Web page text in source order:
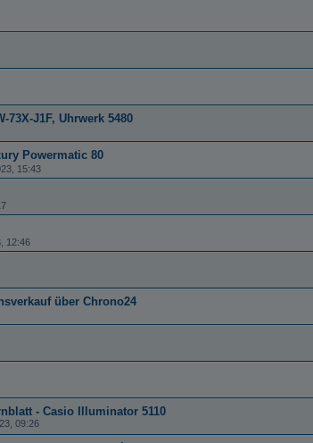
73X-J1F, Uhrwerk 5480
Powermatic 80
15:43
12:46
über Chrono24
- Casio Illuminator 5110
09:26